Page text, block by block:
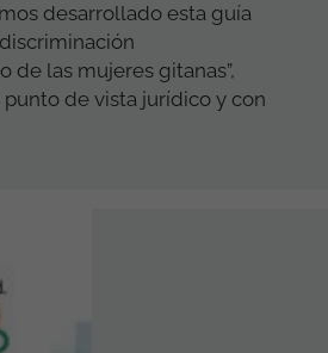
desarrollado esta guía
de las mujeres gitanas”,
de vista jurídico y con